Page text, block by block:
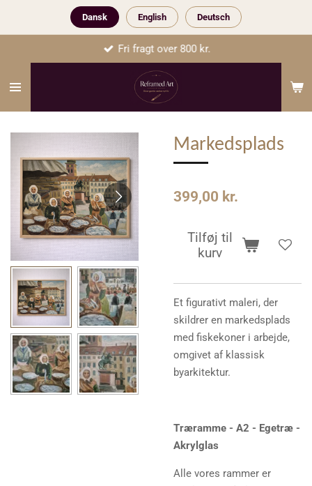
Dansk English Deutsch
til
Fri fragt over 800 kr.
Markedsplads
399,00 kr.
Tilføj til
kurv
Et figurativt maleri, der
skildrer en markedsplads
med fiskekoner i arbejde,
omgivet af klassisk
byarkitektur.
Træramme - A2 - Egetræ -
Akrylglas
Alle vores rammer er